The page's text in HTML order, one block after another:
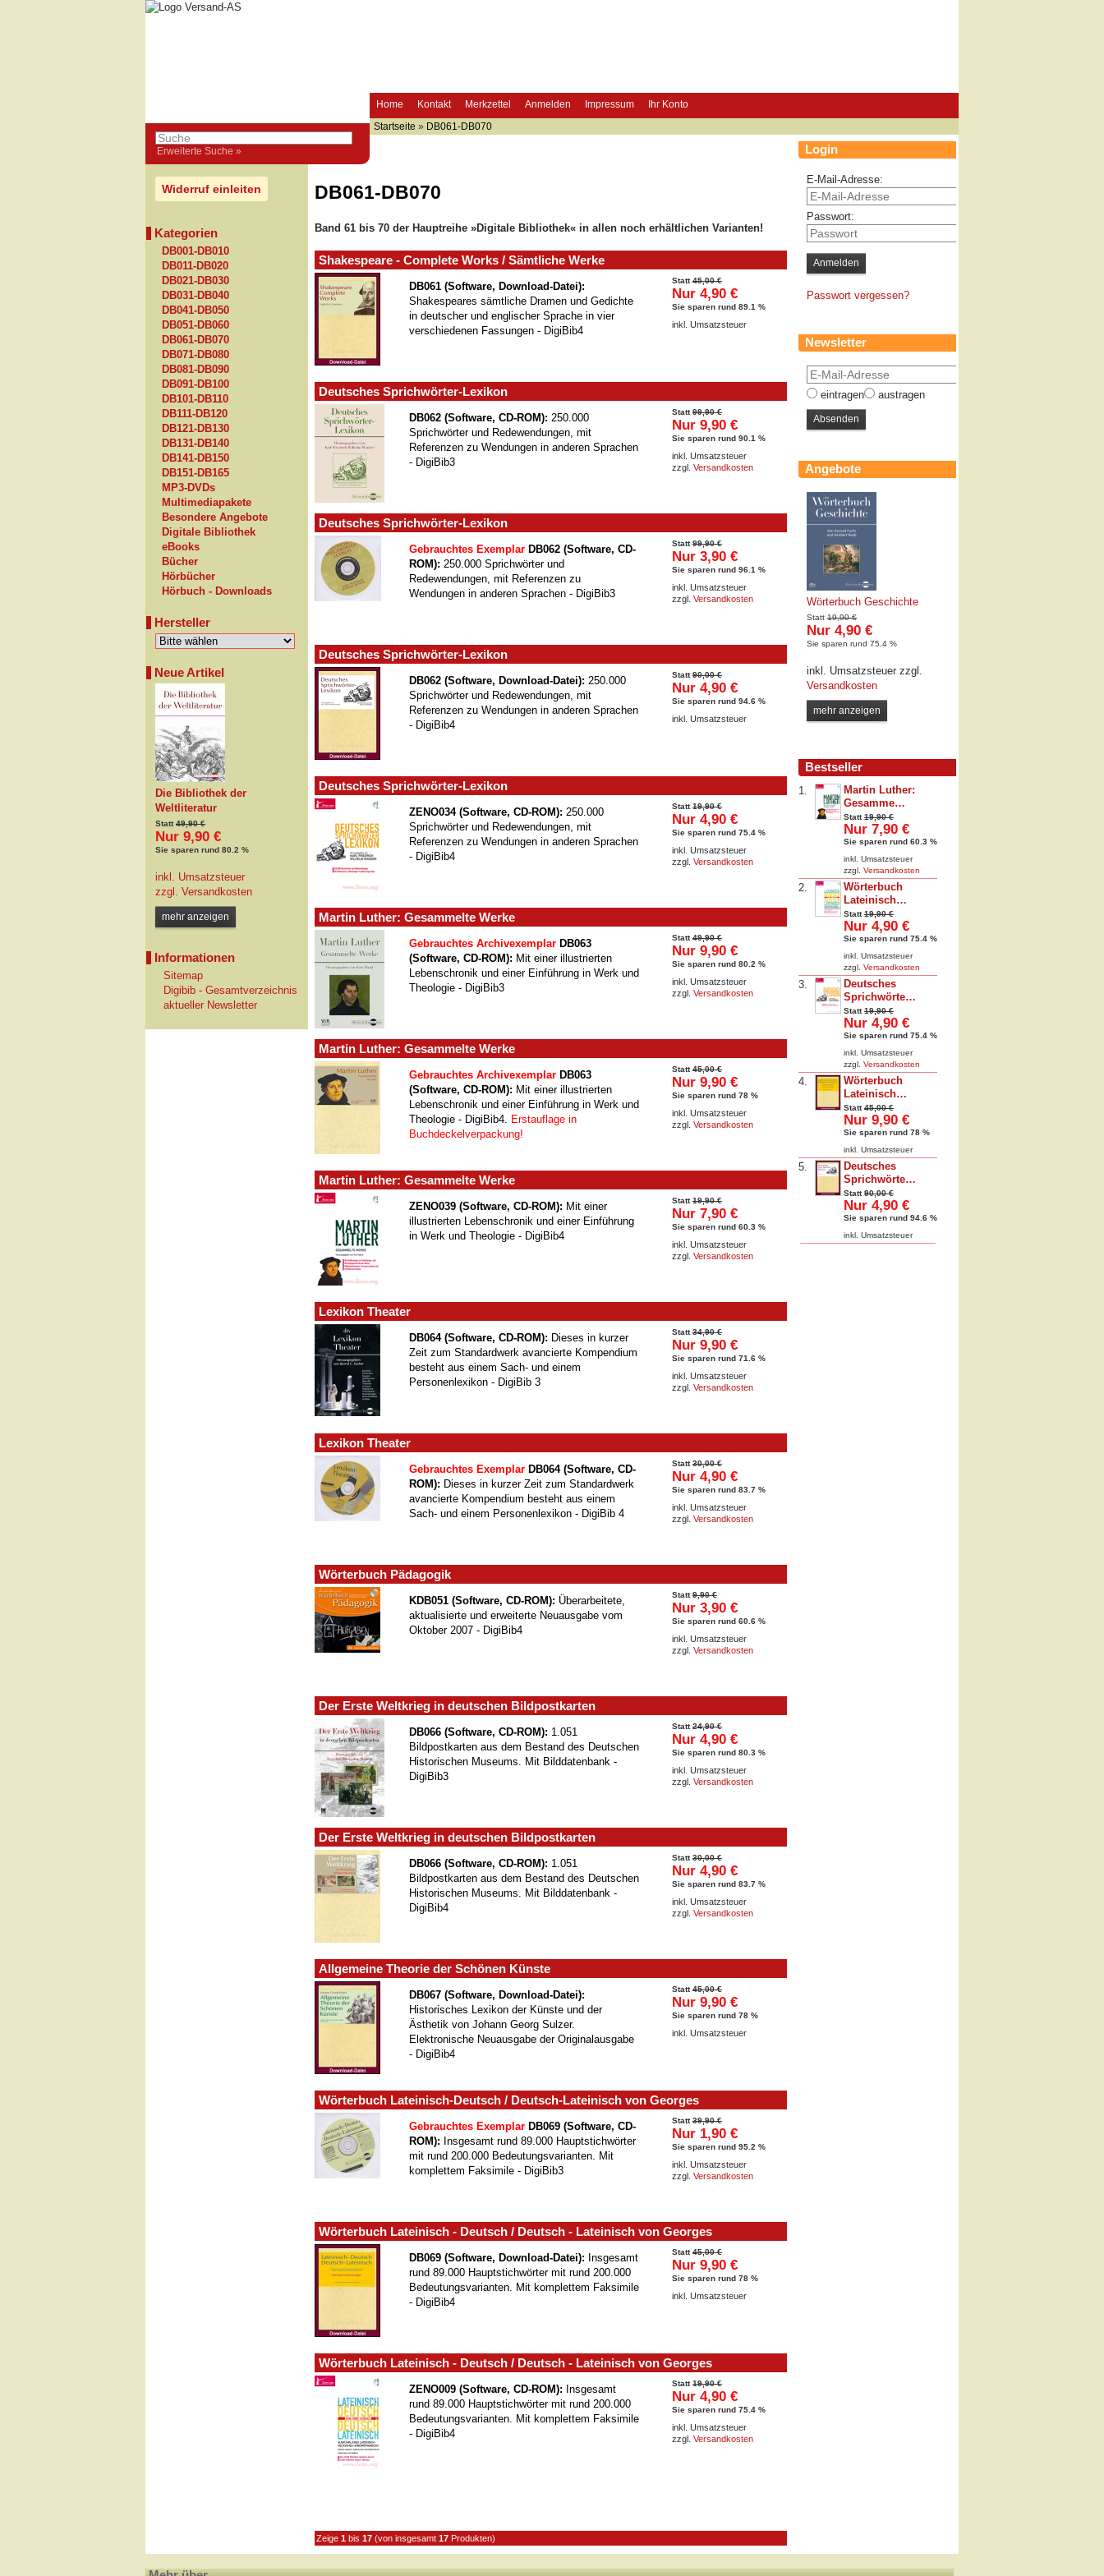
Home Kontakt Merkzettel Anmelden Impressum Ihr Konto
Erweiterte Suche »
Startseite » DB061-DB070
Widerruf einleiten
Kategorien
DB001-DB010
DB011-DB020
DB021-DB030
DB031-DB040
DB041-DB050
DB051-DB060
DB061-DB070
DB071-DB080
DB081-DB090
DB091-DB100
DB101-DB110
DB111-DB120
DB121-DB130
DB131-DB140
DB141-DB150
DB151-DB165
MP3-DVDs
Multimediapakete
Besondere Angebote
Digitale Bibliothek
eBooks
Bücher
Hörbücher
Hörbuch - Downloads
Hersteller
Neue Artikel
Die Bibliothek der
Weltliteratur
Statt49,90 €
Nur 9,90 €
Sie sparen rund 80.2 %
inkl. Umsatzsteuer
zzgl. Versandkosten
mehr anzeigen
Informationen
Sitemap
Digibib - Gesamtverzeichnis
aktueller Newsletter
DB061-DB070
Band 61 bis 70 der Hauptreihe »Digitale Bibliothek« in allen noch erhältlichen Varianten!
Shakespeare - Complete Works / Sämtliche Werke
DB061 (Software, Download-Datei):
Shakespeares sämtliche Dramen und Gedichte
in deutscher und englischer Sprache in vier
verschiedenen Fassungen - DigiBib4
Statt45,00 €
Nur 4,90 €
Sie sparen rund 89.1 %
inkl. Umsatzsteuer
Deutsches Sprichwörter-Lexikon
DB062 (Software, CD-ROM): 250.000
Sprichwörter und Redewendungen, mit
Referenzen zu Wendungen in anderen Sprachen
- DigiBib3
Statt99,90 €
Nur 9,90 €
Sie sparen rund 90.1 %
inkl. Umsatzsteuer
zzgl. Versandkosten
Deutsches Sprichwörter-Lexikon
Gebrauchtes Exemplar DB062 (Software, CD-
ROM): 250.000 Sprichwörter und
Redewendungen, mit Referenzen zu
Wendungen in anderen Sprachen - DigiBib3
Statt99,90 €
Nur 3,90 €
Sie sparen rund 96.1 %
inkl. Umsatzsteuer
zzgl. Versandkosten
Deutsches Sprichwörter-Lexikon
DB062 (Software, Download-Datei): 250.000
Sprichwörter und Redewendungen, mit
Referenzen zu Wendungen in anderen Sprachen
- DigiBib4
Statt90,00 €
Nur 4,90 €
Sie sparen rund 94.6 %
inkl. Umsatzsteuer
Deutsches Sprichwörter-Lexikon
ZENO034 (Software, CD-ROM): 250.000
Sprichwörter und Redewendungen, mit
Referenzen zu Wendungen in anderen Sprachen
- DigiBib4
Statt19,90 €
Nur 4,90 €
Sie sparen rund 75.4 %
inkl. Umsatzsteuer
zzgl. Versandkosten
Martin Luther: Gesammelte Werke
Gebrauchtes Archivexemplar DB063
(Software, CD-ROM): Mit einer illustrierten
Lebenschronik und einer Einführung in Werk und
Theologie - DigiBib3
Statt49,90 €
Nur 9,90 €
Sie sparen rund 80.2 %
inkl. Umsatzsteuer
zzgl. Versandkosten
Martin Luther: Gesammelte Werke
Gebrauchtes Archivexemplar DB063
(Software, CD-ROM): Mit einer illustrierten
Lebenschronik und einer Einführung in Werk und
Theologie - DigiBib4. Erstauflage in
Buchdeckelverpackung!
Statt45,00 €
Nur 9,90 €
Sie sparen rund 78 %
inkl. Umsatzsteuer
zzgl. Versandkosten
Martin Luther: Gesammelte Werke
ZENO039 (Software, CD-ROM): Mit einer
illustrierten Lebenschronik und einer Einführung
in Werk und Theologie - DigiBib4
Statt19,90 €
Nur 7,90 €
Sie sparen rund 60.3 %
inkl. Umsatzsteuer
zzgl. Versandkosten
Lexikon Theater
DB064 (Software, CD-ROM): Dieses in kurzer
Zeit zum Standardwerk avancierte Kompendium
besteht aus einem Sach- und einem
Personenlexikon - DigiBib 3
Statt34,90 €
Nur 9,90 €
Sie sparen rund 71.6 %
inkl. Umsatzsteuer
zzgl. Versandkosten
Lexikon Theater
Gebrauchtes Exemplar DB064 (Software, CD-
ROM): Dieses in kurzer Zeit zum Standardwerk
avancierte Kompendium besteht aus einem
Sach- und einem Personenlexikon - DigiBib 4
Statt30,00 €
Nur 4,90 €
Sie sparen rund 83.7 %
inkl. Umsatzsteuer
zzgl. Versandkosten
Wörterbuch Pädagogik
KDB051 (Software, CD-ROM): Überarbeitete,
aktualisierte und erweiterte Neuausgabe vom
Oktober 2007 - DigiBib4
Statt9,90 €
Nur 3,90 €
Sie sparen rund 60.6 %
inkl. Umsatzsteuer
zzgl. Versandkosten
Der Erste Weltkrieg in deutschen Bildpostkarten
DB066 (Software, CD-ROM): 1.051
Bildpostkarten aus dem Bestand des Deutschen
Historischen Museums. Mit Bilddatenbank -
DigiBib3
Statt24,90 €
Nur 4,90 €
Sie sparen rund 80.3 %
inkl. Umsatzsteuer
zzgl. Versandkosten
Der Erste Weltkrieg in deutschen Bildpostkarten
DB066 (Software, CD-ROM): 1.051
Bildpostkarten aus dem Bestand des Deutschen
Historischen Museums. Mit Bilddatenbank -
DigiBib4
Statt30,00 €
Nur 4,90 €
Sie sparen rund 83.7 %
inkl. Umsatzsteuer
zzgl. Versandkosten
Allgemeine Theorie der Schönen Künste
DB067 (Software, Download-Datei):
Historisches Lexikon der Künste und der
Ästhetik von Johann Georg Sulzer.
Elektronische Neuausgabe der Originalausgabe
- DigiBib4
Statt45,00 €
Nur 9,90 €
Sie sparen rund 78 %
inkl. Umsatzsteuer
Wörterbuch Lateinisch-Deutsch / Deutsch-Lateinisch von Georges
Gebrauchtes Exemplar DB069 (Software, CD-
ROM): Insgesamt rund 89.000 Hauptstichwörter
mit rund 200.000 Bedeutungsvarianten. Mit
komplettem Faksimile - DigiBib3
Statt39,90 €
Nur 1,90 €
Sie sparen rund 95.2 %
inkl. Umsatzsteuer
zzgl. Versandkosten
Wörterbuch Lateinisch - Deutsch / Deutsch - Lateinisch von Georges
DB069 (Software, Download-Datei): Insgesamt
rund 89.000 Hauptstichwörter mit rund 200.000
Bedeutungsvarianten. Mit komplettem Faksimile
- DigiBib4
Statt45,00 €
Nur 9,90 €
Sie sparen rund 78 %
inkl. Umsatzsteuer
Wörterbuch Lateinisch - Deutsch / Deutsch - Lateinisch von Georges
ZENO009 (Software, CD-ROM): Insgesamt
rund 89.000 Hauptstichwörter mit rund 200.000
Bedeutungsvarianten. Mit komplettem Faksimile
- DigiBib4
Statt19,90 €
Nur 4,90 €
Sie sparen rund 75.4 %
inkl. Umsatzsteuer
zzgl. Versandkosten
Zeige 1 bis 17 (von insgesamt 17 Produkten)
Login
E-Mail-Adresse:
Passwort:
Passwort vergessen?
Newsletter
eintragen austragen
Angebote
Wörterbuch Geschichte
Statt 19,90 €
Nur 4,90 €
Sie sparen rund 75.4 %
inkl. Umsatzsteuer zzgl.
Versandkosten
mehr anzeigen
Bestseller
1.
Martin Luther:
Gesamme…
Statt19,90 €
Nur 7,90 €
Sie sparen rund 60.3 %
inkl. Umsatzsteuer
zzgl. Versandkosten
2.
Wörterbuch
Lateinisch…
Statt19,90 €
Nur 4,90 €
Sie sparen rund 75.4 %
inkl. Umsatzsteuer
zzgl. Versandkosten
3.
Deutsches
Sprichwörte…
Statt19,90 €
Nur 4,90 €
Sie sparen rund 75.4 %
inkl. Umsatzsteuer
zzgl. Versandkosten
4.
Wörterbuch
Lateinisch…
Statt45,00 €
Nur 9,90 €
Sie sparen rund 78 %
inkl. Umsatzsteuer
5.
Deutsches
Sprichwörte…
Statt90,00 €
Nur 4,90 €
Sie sparen rund 94.6 %
inkl. Umsatzsteuer